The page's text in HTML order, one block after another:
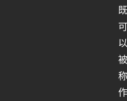
既
可
以
被
称
作